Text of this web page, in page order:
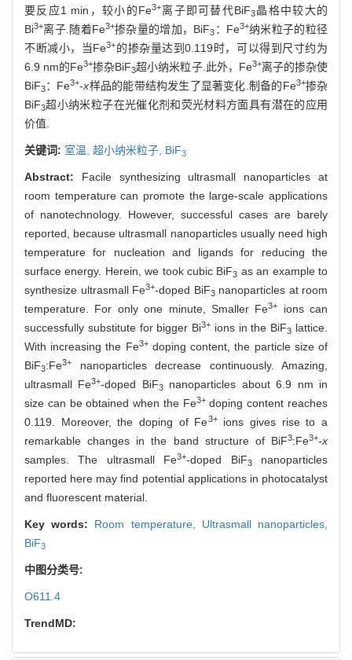
要反应1 min，较小的Fe3+离子即可替代BiF3晶格中较大的
Bi3+离子.随着Fe3+掺杂量的增加，BiF3 ：Fe3+纳米粒子的粒径
不断减小，当Fe3+的掺杂量达到0.119时，可以得到尺寸约为
6.9 nm的Fe3+掺杂BiF3超小纳米粒子.此外，Fe3+离子的掺杂使
BiF3：Fe3+-x样品的能带结构发生了显著变化.制备的Fe3+掺杂
BiF3超小纳米粒子在光催化剂和荧光材料方面具有潜在的应用
价值.
关键词: 室温, 超小纳米粒子, BiF3
Abstract: Facile synthesizing ultrasmall nanoparticles at
room temperature can promote the large-scale applications
of nanotechnology. However, successful cases are barely
reported, because ultrasmall nanoparticles usually need high
temperature for nucleation and ligands for reducing the
surface energy. Herein, we took cubic BiF3 as an example to
synthesize ultrasmall Fe3+-doped BiF3nanoparticles at room
temperature. For only one minute, Smaller Fe3+
ions can
successfully substitute for bigger Bi3+ ions in the BiF3 lattice.
With increasing the Fe3+doping content, the particle size of
BiF3:Fe3+
nanoparticles decrease continuously. Amazing,
ultrasmall Fe3+-doped BiF3nanoparticles about 6.9 nm in
size can be obtained when the Fe3+doping content reaches
0.119. Moreover, the doping of Fe3+ions gives rise to a
remarkable changes in the band structure of BiF3:Fe3+-x
samples. The ultrasmall Fe3+-doped BiF3nanoparticles
reported here may find potential applications in photocatalyst
and fluorescent material.
Key words: Room temperature, Ultrasmall nanoparticles,
BiF3
中图分类号:
O611.4
TrendMD: